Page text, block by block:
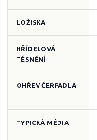
LOŽISKA
HŘÍDELOVÁ
TĚSNĚNÍ
OHŘEV ČERPADLA
TYPICKÁ MÉDIA